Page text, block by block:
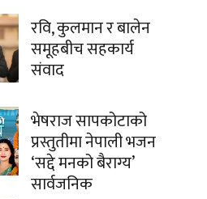
रवि, कुलमान र बालेन
समूहबीच सहकार्य
संवाद
भेषराज सापकोटाको
प्रस्तुतीमा नेपाली भजन
‘सद्दे मनको बैराग्य’
सार्वजनिक